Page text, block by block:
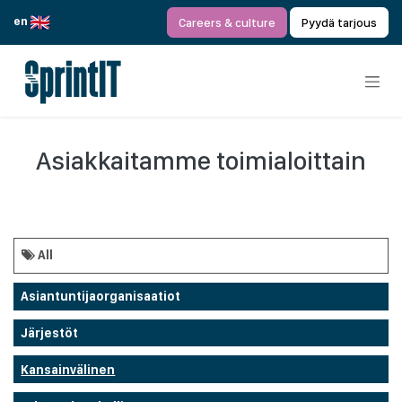
en
Careers & culture Pyydä tarjous
Asiakkaitamme toimialoittain
All
Asiantuntijaorganisaatiot
Järjestöt
Kansainvälinen